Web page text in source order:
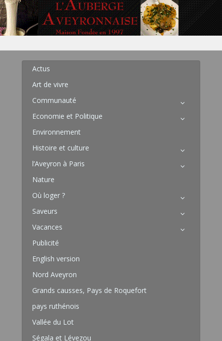
Actus
Art de vivre
Communauté
Economie et Politique
Environnement
Histoire et culture
l’Aveyron à Paris
Nature
Où loger ?
Saveurs
Vacances
Publicité
English version
Nord Aveyron
Grands causses, Pays de Roquefort
pays ruthénois
Vallée du Lot
Ségala et Lévezou